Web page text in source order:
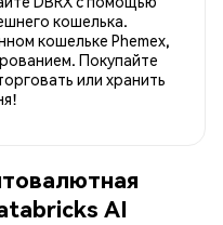
кошелька.
кошельке Phemex,
Покупайте
или хранить
AI